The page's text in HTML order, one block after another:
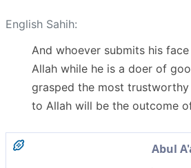
English Sahih:
And whoever submits his
Allah while he is a doer of
grasped the most trustworthy
to Allah will be the outcome